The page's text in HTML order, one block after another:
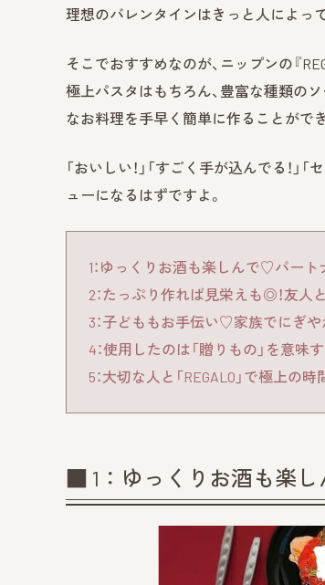
理想のバレンタインはきっと人によっ
そこでおすすめなのが、ニップンの『
極上パスタはもちろん、豊富な種類の
なお料理を手早く簡単に作ることができ
「おいしい！」「すごく手が込んでる！
ューになるはずですよ。
1：ゆっくりお酒も楽しんで♡パート
2：たっぷり作れば見栄えも◎！友人
3：子どももお手伝い♡家族でにぎや
4：使用したのは「贈りもの」を意味
5：大切な人と「REGALO」で極上の時
■ 1：ゆっくりお酒も楽